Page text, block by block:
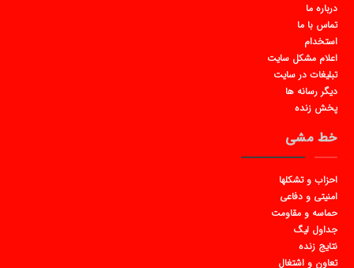
درباره ما
تماس با ما
استخدام
اعلام مشکل سایت
تبلیغات در سایت
دیگر رسانه ها
پخش زنده
خط مشی
احزاب و تشکلها
امنیتی و دفاعی
حماسه و مقاومت
جداول لیگ
نتایج زنده
تعاون و اشتغال